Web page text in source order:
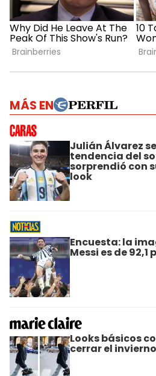
MÁS EN
Julián Álvarez
tendencia del
sorprendió con
look
Encuesta: la
Messi es de 92,1
Looks básicos
cerrar el